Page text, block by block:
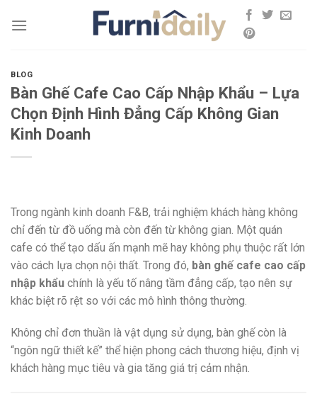
BLOG
Bàn Ghế Cafe Cao Cấp Nhập Khẩu – Lựa
Chọn Định Hình Đẳng Cấp Không Gian
Kinh Doanh
Trong ngành kinh doanh F&B, trải nghiệm khách hàng không
chỉ đến từ đồ uống mà còn đến từ không gian. Một quán
cafe có thể tạo dấu ấn mạnh mẽ hay không phụ thuộc rất lớn
vào cách lựa chọn nội thất. Trong đó, bàn ghế cafe cao cấp
nhập khẩu chính là yếu tố nâng tầm đẳng cấp, tạo nên sự
khác biệt rõ rệt so với các mô hình thông thường.
Không chỉ đơn thuần là vật dụng sử dụng, bàn ghế còn là
“ngôn ngữ thiết kế” thể hiện phong cách thương hiệu, định vị
khách hàng mục tiêu và gia tăng giá trị cảm nhận.